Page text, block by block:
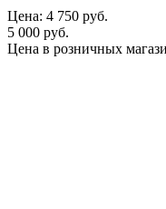
Цена: 4 750 руб.
5 000 руб.
Цена в розничных